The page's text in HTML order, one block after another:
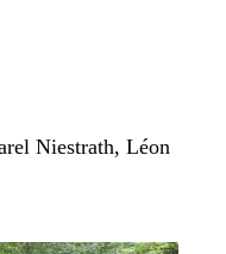
Niestrath, Léon